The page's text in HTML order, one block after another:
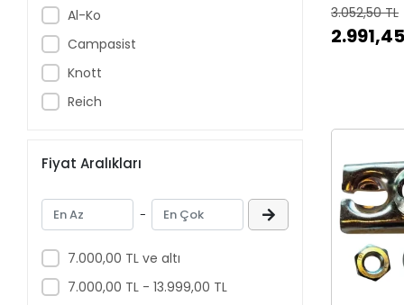
Al-Ko
Campasist
Knott
Reich
Fiyat Aralıkları
-
7.000,00 TL ve altı
7.000,00 TL - 13.999,00 TL
3.052,50 TL